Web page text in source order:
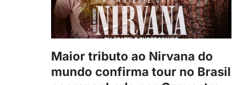
Maior tributo ao Nirvana do
mundo confirma tour no Brasil